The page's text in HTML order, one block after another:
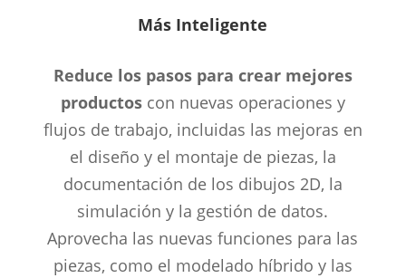
Más Inteligente
Reduce los pasos para crear mejores
productoscon nuevas operaciones y
flujos de trabajo, incluidas las mejoras en
el diseño y el montaje de piezas, la
documentación de los dibujos 2D, la
simulación y la gestión de datos.
Aprovecha las nuevas funciones para las
piezas, como el modelado híbrido y las